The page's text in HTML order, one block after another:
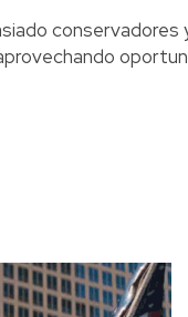
conservadores